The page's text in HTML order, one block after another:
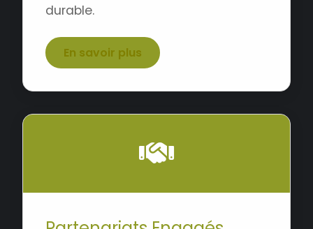
durable.
En savoir plus